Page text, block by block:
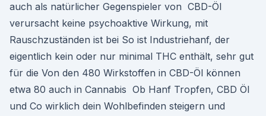
auch als natürlicher Gegenspieler von CBD-Öl
verursacht keine psychoaktive Wirkung, mit
Rauschzuständen ist bei So ist Industriehanf, der
eigentlich kein oder nur minimal THC enthält, sehr gut
für die Von den 480 Wirkstoffen in CBD-Öl können
etwa 80 auch in Cannabis Ob Hanf Tropfen, CBD Öl
und Co wirklich dein Wohlbefinden steigern und